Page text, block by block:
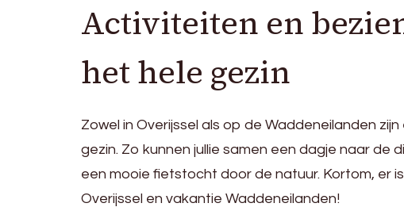
Activiteiten en
het hele gezin
Zowel in Overijssel als op de Waddeneilanden
gezin. Zo kunnen jullie samen een dagje naar
een mooie fietstocht door de natuur. Kortom, er
Overijssel en vakantie Waddeneilanden!